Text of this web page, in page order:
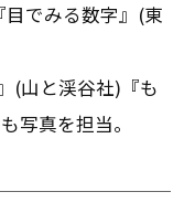
でみる数字』(東
(山と渓谷社)『も
写真を担当。